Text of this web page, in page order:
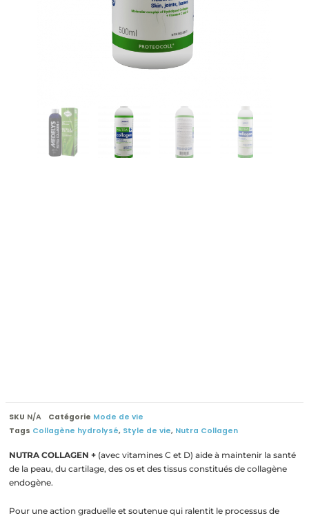
SKU N/A Catégorie Mode de vie
Tags Collagène hydrolysé, Style de vie, Nutra Collagen
NUTRA COLLAGEN + (avec vitamines C et D) aide à maintenir la santé
de la peau, du cartilage, des os et des tissus constitués de collagène
endogène.
Pour une action graduelle et soutenue qui ralentit le processus de